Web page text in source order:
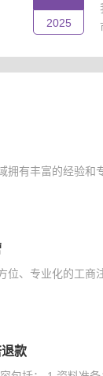
2025
有丰富的经验和
、专业化的工商
款